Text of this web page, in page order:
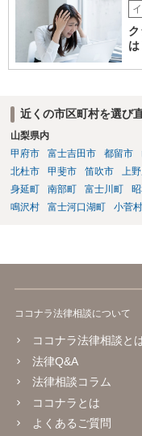
近くの市区町村を選び
山梨県内
甲府市
富士吉田市 都留市
北杜市
甲斐市 笛吹市 上
身延町
南部町 富士川町
鳴沢村
富士河口湖町 小菅村
ココナラ法律相談について
ココナラ法律相談と
法律Q&A
法律相談コラム
ココナラとは
よくあるご質問